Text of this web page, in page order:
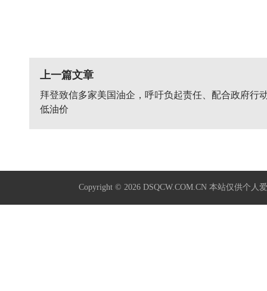
上一篇文章
拜登致信多家美国油企，呼吁负起责任、配合政府行
低油价
Copyright © 2026 DSQCW.COM.CN本站仅供个人爱